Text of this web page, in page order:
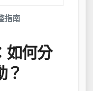
指南
如何分
？